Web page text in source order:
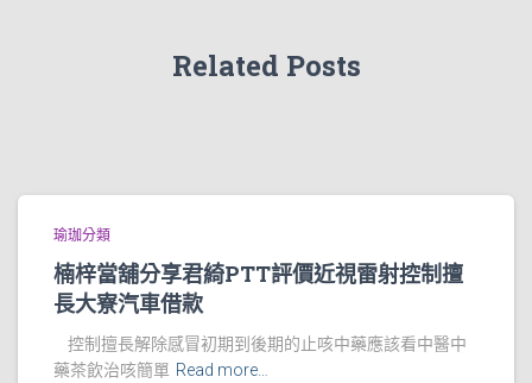
Related Posts
瑜珈分類
楠梓當舖分享君綺PTT評價近視雷射控制擅
長大寮汽車借款
控制擅長解除感冒初期到後期的止咳中藥應該看中醫中
藥茶飲治咳簡單 Read more…